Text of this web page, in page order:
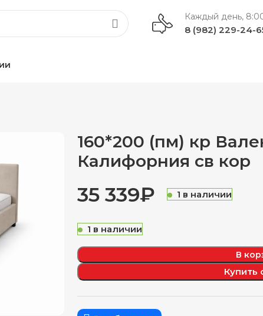
Каждый день,
8 (982) 229-24-
160*200 (пм) кр
Калифорния св кор
₽ 1 в наличии
1 в наличии
В
Купить